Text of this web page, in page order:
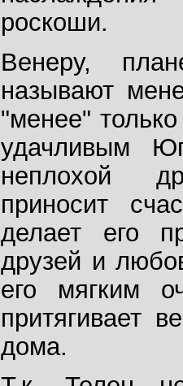
роскоши.
Венеру,
называют
"менее"
удачливым
неплохой
приносит
делает его
друзей и
его мягким
притягивает
дома.